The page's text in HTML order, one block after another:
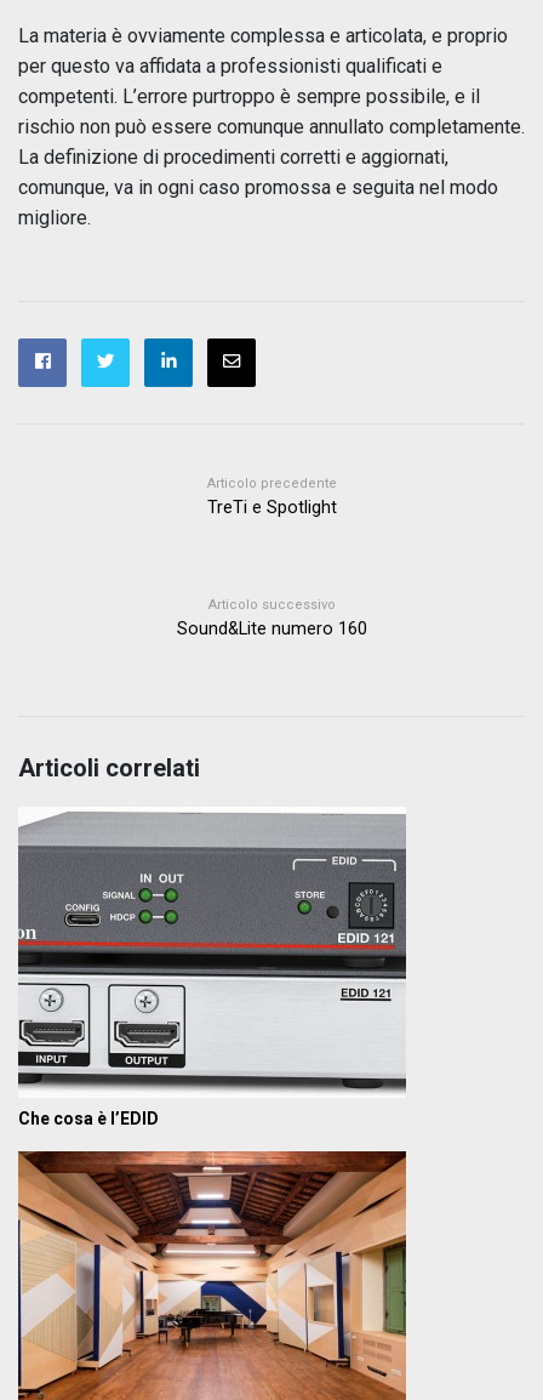
La materia è ovviamente complessa e articolata, e proprio
per questo va affidata a professionisti qualificati e
competenti. L’errore purtroppo è sempre possibile, e il
rischio non può essere comunque annullato completamente.
La definizione di procedimenti corretti e aggiornati,
comunque, va in ogni caso promossa e seguita nel modo
migliore.
Articolo precedente
TreTi e Spotlight
Articolo successivo
Sound&Lite numero 160
Articoli correlati
Che cosa è l’EDID